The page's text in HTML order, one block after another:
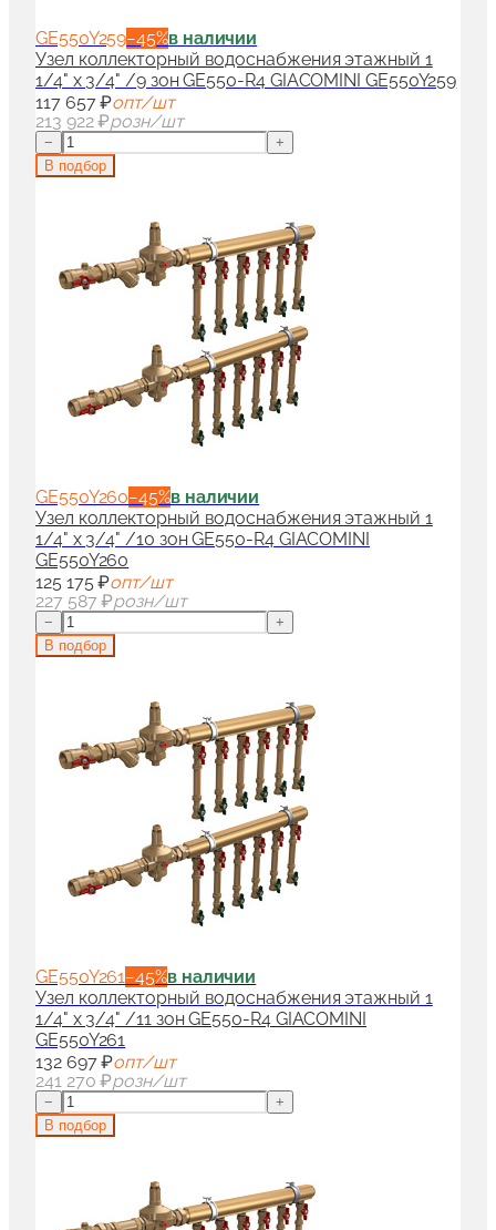
GE550Y259−45%в наличии
Узел коллекторный водоснабжения этажный 1
1/4" x 3/4" /9 зон GE550-R4 GIACOMINI GE550Y259
117 657 ₽опт/шт
213 922 ₽розн/шт
−
+
В подбор
GE550Y260−45%в наличии
Узел коллекторный водоснабжения этажный 1
1/4" x 3/4" /10 зон GE550-R4 GIACOMINI
GE550Y260
125 175 ₽опт/шт
227 587 ₽розн/шт
−
+
В подбор
GE550Y261−45%в наличии
Узел коллекторный водоснабжения этажный 1
1/4" x 3/4" /11 зон GE550-R4 GIACOMINI
GE550Y261
132 697 ₽опт/шт
241 270 ₽розн/шт
−
+
В подбор